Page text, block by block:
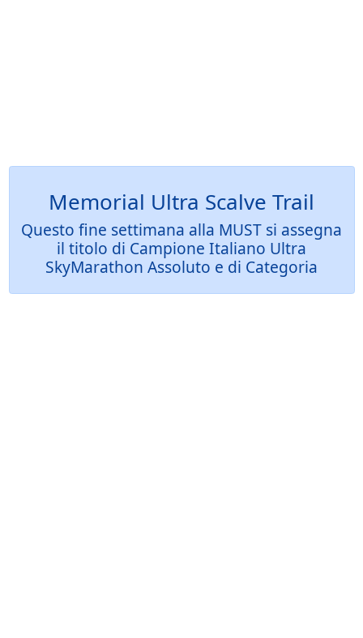
Memorial Ultra Scalve Trail
Questo fine settimana alla MUST si assegna
il titolo di Campione Italiano Ultra
SkyMarathon Assoluto e di Categoria